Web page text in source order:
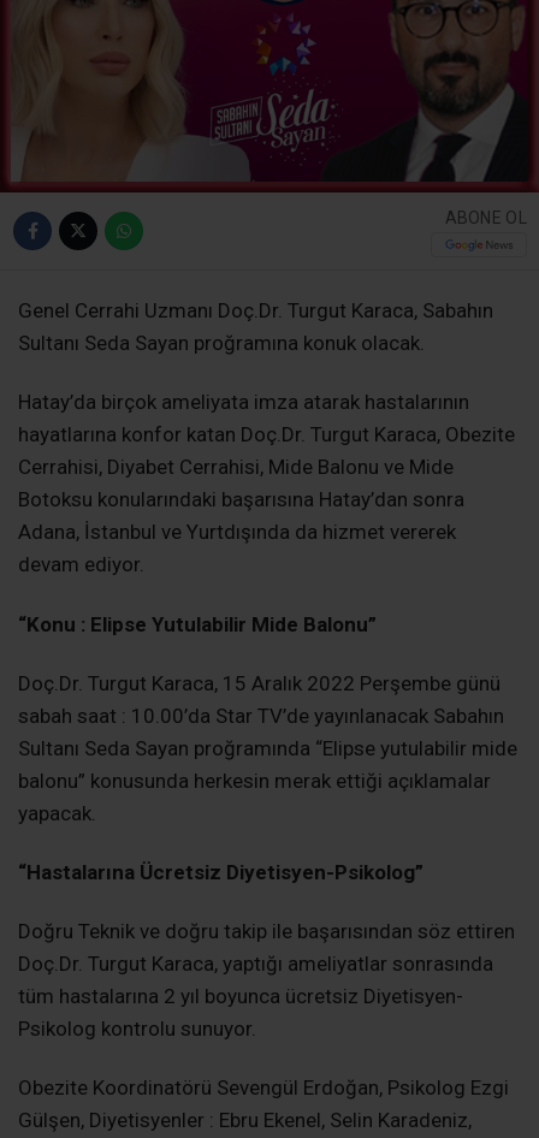
ABONE OL
Genel Cerrahi Uzmanı Doç.Dr. Turgut Karaca, Sabahın
Sultanı Seda Sayan proğramına konuk olacak.
Hatay’da birçok ameliyata imza atarak hastalarının
hayatlarına konfor katan Doç.Dr. Turgut Karaca, Obezite
Cerrahisi, Diyabet Cerrahisi, Mide Balonu ve Mide
Botoksu konularındaki başarısına Hatay’dan sonra
Adana, İstanbul ve Yurtdışında da hizmet vererek
devam ediyor.
“Konu : Elipse Yutulabilir Mide Balonu”
Doç.Dr. Turgut Karaca, 15 Aralık 2022 Perşembe günü
sabah saat : 10.00’da Star TV’de yayınlanacak Sabahın
Sultanı Seda Sayan proğramında “Elipse yutulabilir mide
balonu” konusunda herkesin merak ettiği açıklamalar
yapacak.
“Hastalarına Ücretsiz Diyetisyen-Psikolog”
Doğru Teknik ve doğru takip ile başarısından söz ettiren
Doç.Dr. Turgut Karaca, yaptığı ameliyatlar sonrasında
tüm hastalarına 2 yıl boyunca ücretsiz Diyetisyen-
Psikolog kontrolu sunuyor.
Obezite Koordinatörü Sevengül Erdoğan, Psikolog Ezgi
Gülşen, Diyetisyenler : Ebru Ekenel, Selin Karadeniz,